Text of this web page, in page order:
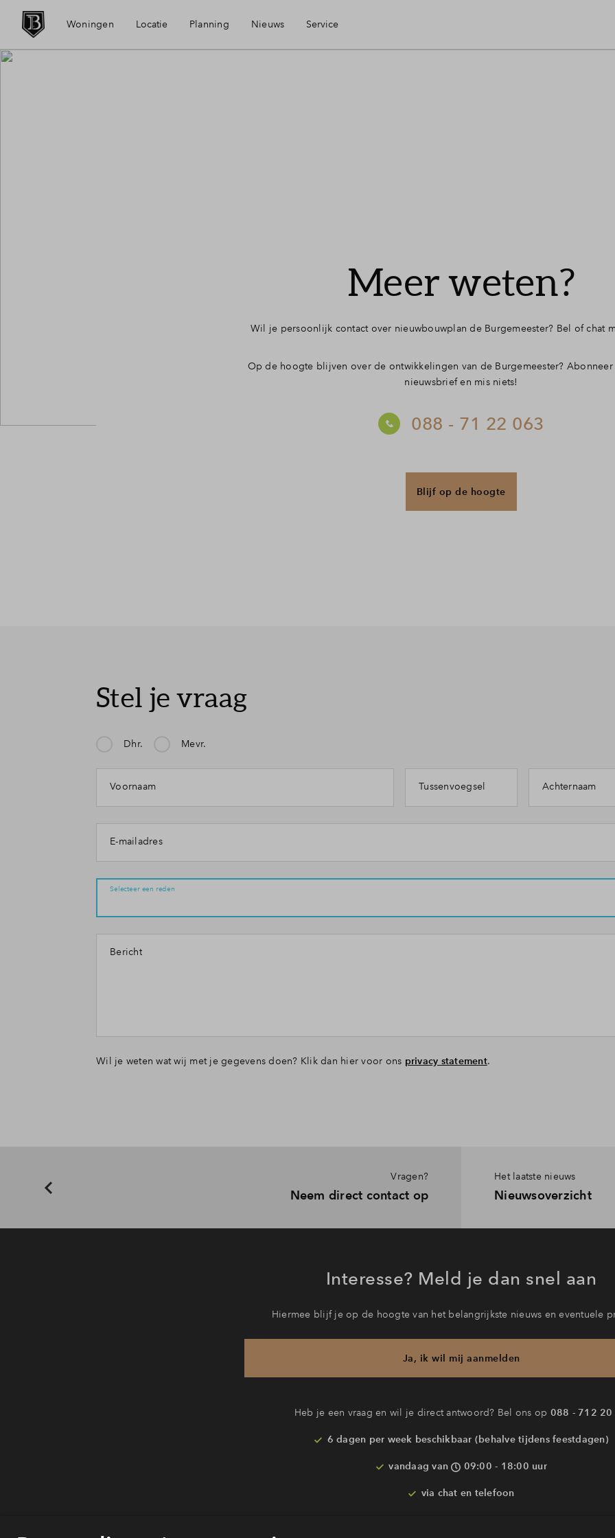
Woningen Locatie Planning Nieuws Service
Veelgestelde vragen
Meer weten?
Wil je persoonlijk contact over nieuwbouwplan de Burgemeester? Bel of chat
Op de hoogte blijven over de ontwikkelingen van de Burgemeester?
nieuwsbrief en mis niets!
088 - 71 22 063
Blijf op de hoogte
Stel je vraag
Dhr. Mevr.
Voornaam Tussenvoegsel Achternaam
E-mailadres
Selecteer een reden
Mijn klacht gaat over:
Bericht
Wil je weten wat wij met je gegevens doen? Klik dan hier voor ons privacy statement.
Vragen?
Neem direct contact op
Het laatste nieuws
Nieuwsoverzicht
Interesse? Meld je dan snel aan
Hiermee blijf je op de hoogte van het belangrijkste nieuws en eventuele
Ja, ik wil mij aanmelden
Heb je een vraag en wil je direct antwoord? Bel ons op 088 - 712 20
6 dagen per week beschikbaar (behalve tijdens feestdagen)
vandaag van 09:00 - 18:00 uur
via chat en telefoon